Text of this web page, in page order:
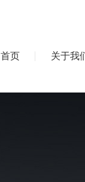
首页 关于我